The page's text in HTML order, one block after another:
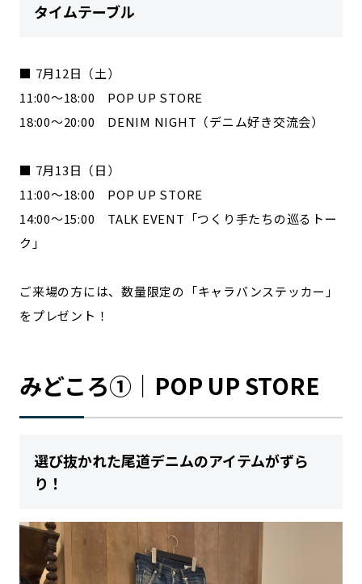
タイムテーブル
■ 7月12日（土）
11:00〜18:00 POP UP STORE
18:00〜20:00 DENIM NIGHT（デニム好き交流会）
■ 7月13日（日）
11:00〜18:00 POP UP STORE
14:00〜15:00 TALK EVENT「つくり手たちの巡るトー
ク」
ご来場の方には、数量限定の「キャラバンステッカー」
をプレゼント！
みどころ①｜POP UP STORE
選び抜かれた尾道デニムのアイテムがずら
り！